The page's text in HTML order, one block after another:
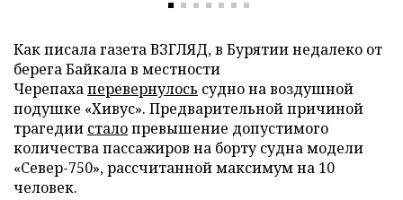
Как писала газета ВЗГЛЯД, в Бурятии недалеко от
берега Байкала в местности
Черепахаперевернулось судно на воздушной
подушке «Хивус». Предварительной причиной
трагедии сталопревышение допустимого
количества пассажиров на борту судна модели
«Север-750», рассчитанной максимум на 10
человек.